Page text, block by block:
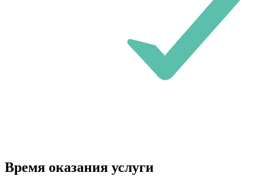
Время оказания услуги